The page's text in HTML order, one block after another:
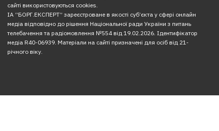
сайті використовуються cookies.
ІА “БОРГ.ЕКСПЕРТ” зареєстроване в якості суб’єкта у сфері онлайн
медіа відповідно до рішення Національної ради України з питань
телебачення та радіомовлення №554 від 19.02.2026. Ідентифікатор
медіа R40-06939. Матеріали на сайті призначені для осіб від 21-
річного віку.